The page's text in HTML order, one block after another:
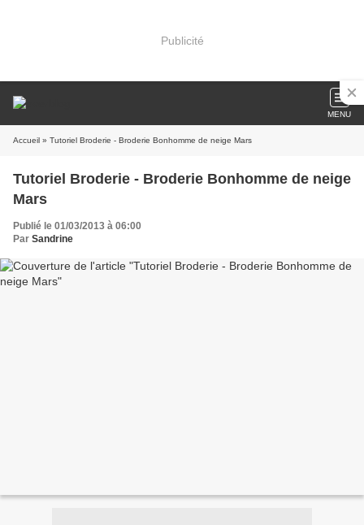
Publicité
MENU
Accueil » Tutoriel Broderie - Broderie Bonhomme de neige Mars
Tutoriel Broderie - Broderie Bonhomme de neige
Mars
Publié le 01/03/2013 à 06:00
Par Sandrine